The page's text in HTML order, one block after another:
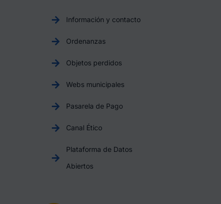
Información y contacto
Ordenanzas
Objetos perdidos
Webs municipales
Pasarela de Pago
Canal Ético
Plataforma de Datos
Abiertos